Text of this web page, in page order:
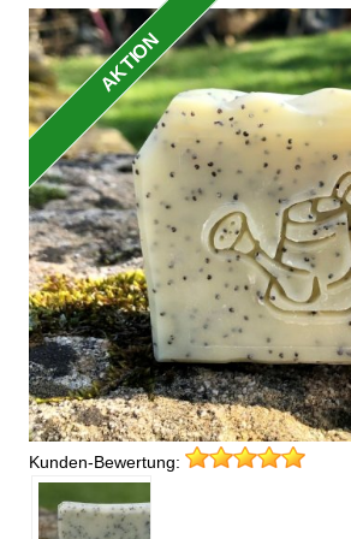
AKTION
Kunden-Bewertung: